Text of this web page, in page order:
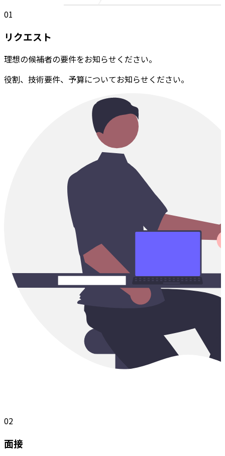
01
リクエスト
理想の候補者の要件をお知らせください。
役割、技術要件、予算についてお知らせください。
02
面接